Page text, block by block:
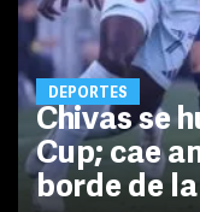
DEPORTES
Chivas se
Cup; cae
borde de